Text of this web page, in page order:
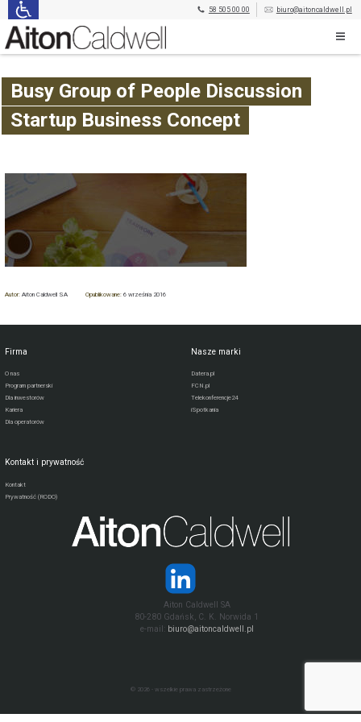
58 505 00 00 biuro@aitoncaldwell.pl
Busy Group of People Discussion
Startup Business Concept
Autor:Aiton Caldwell SA Opublikowane: 6 września 2016
Firma
O nas
Program partnerski
Dla inwestorów
Kariera
Dla operatorów
Nasze marki
Datera.pl
FCN.pl
Telekonferencje24
iSpotkania
Kontakt i prywatność
Kontakt
Prywatność (RODO)
Aiton Caldwell SA
80-280 Gdańsk, C. K. Norwida 1
e-mail:
biuro@aitoncaldwell.pl
© 2026 - wszelkie prawa zastrzeżone